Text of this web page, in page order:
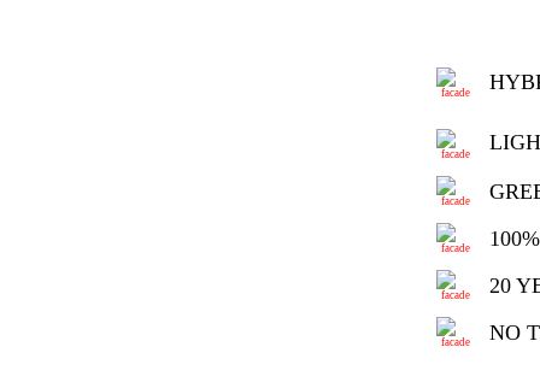
20
NO